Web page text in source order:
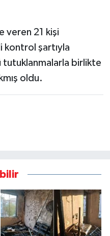
veren 21 kişi
kontrol şartıyla
tutuklanmalarla birlikte
oldu.